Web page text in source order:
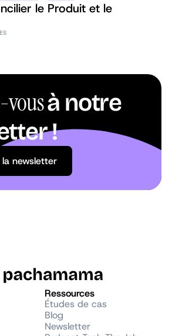
le Produit et le
vousà notre
!
S'abonner à la newsletter
newsletter
Ressources
Études de cas
Blog
Newsletter